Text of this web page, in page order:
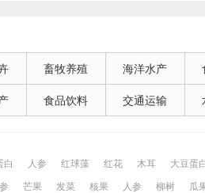
畜牧养殖 海洋水产
食品饮料 交通运输
白 人参 红球藻 红花 木耳 大豆蛋
芒果 发菜 核果 人参 柳树 瓜